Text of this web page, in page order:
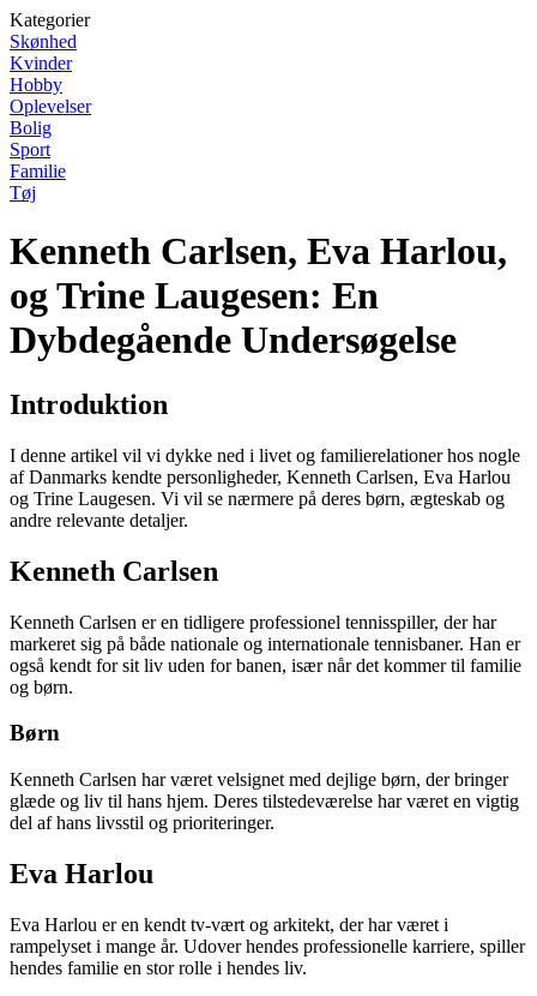
Kategorier
Skønhed
Kvinder
Hobby
Oplevelser
Bolig
Sport
Familie
Tøj
Kenneth Carlsen, Eva Harlou,
og Trine Laugesen: En
Dybdegående Undersøgelse
Introduktion
I denne artikel vil vi dykke ned i livet og familierelationer hos nogle
af Danmarks kendte personligheder, Kenneth Carlsen, Eva Harlou
og Trine Laugesen. Vi vil se nærmere på deres børn, ægteskab og
andre relevante detaljer.
Kenneth Carlsen
Kenneth Carlsen er en tidligere professionel tennisspiller, der har
markeret sig på både nationale og internationale tennisbaner. Han er
også kendt for sit liv uden for banen, især når det kommer til familie
og børn.
Børn
Kenneth Carlsen har været velsignet med dejlige børn, der bringer
glæde og liv til hans hjem. Deres tilstedeværelse har været en vigtig
del af hans livsstil og prioriteringer.
Eva Harlou
Eva Harlou er en kendt tv-vært og arkitekt, der har været i
rampelyset i mange år. Udover hendes professionelle karriere, spiller
hendes familie en stor rolle i hendes liv.